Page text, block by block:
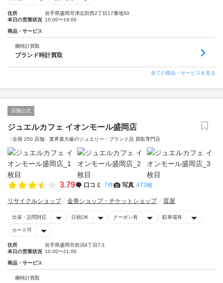
住所
岩手県盛岡市津志田西2丁目17番地50
本日の営業状況 10:00〜19:00
商品・サービス
腕時計買取
ブランド時計買取
全ての商品・サービスを見る
店舗公式
ジュエルカフェ イオンモール盛岡店
〈全国 250 店舗〉業界最大級のジュエリー・ブランド品 買取専門店
3.79 口コミ 7件 写真 473枚
リサイクルショップ 金券ショップ・チケットショップ 質屋
出張・訪問対応 日祝OK クーポン有 駐車場有
カード可
住所
岩手県盛岡市前潟4丁目7-1
本日の営業状況 10:00〜21:00
商品・サービス
腕時計買取